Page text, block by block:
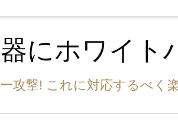
にホワイト
攻撃! これに対応するべく